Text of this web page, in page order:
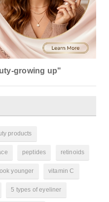
growing up"
products
peptides retinoids
look younger vitamin C
5 types of eyeliner